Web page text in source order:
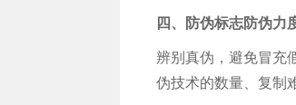
四、防伪标志防伪力
辨别真伪，避免冒充
伪技术的数量、复制